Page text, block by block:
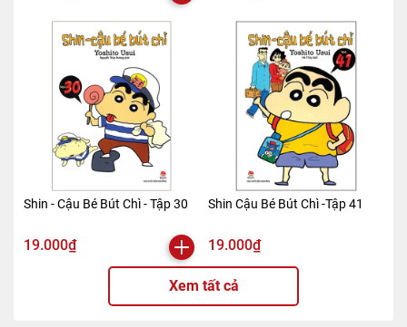
Shin - Cậu Bé Bút Chì - Tập 30
19.000₫
Shin Cậu Bé Bút Chì -Tập 41
19.000₫
Xem tất cả